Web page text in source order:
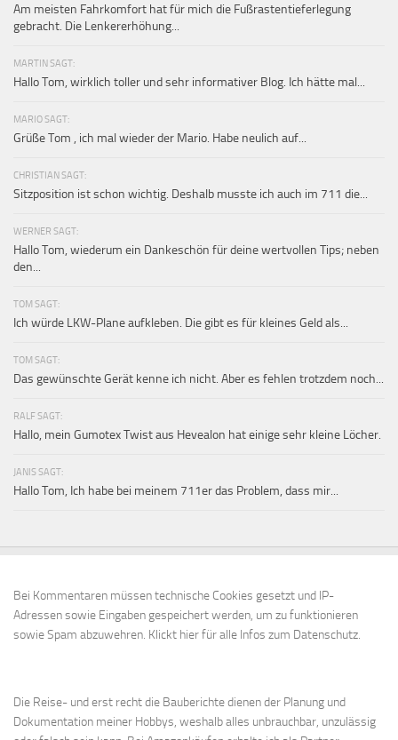
Am meisten Fahrkomfort hat für mich die Fußrastentieferlegung
gebracht. Die Lenkererhöhung...
MARTIN SAGT:
Hallo Tom, wirklich toller und sehr informativer Blog. Ich hätte mal...
MARIO SAGT:
Grüße Tom , ich mal wieder der Mario. Habe neulich auf...
CHRISTIAN SAGT:
Sitzposition ist schon wichtig. Deshalb musste ich auch im 711 die...
WERNER SAGT:
Hallo Tom, wiederum ein Dankeschön für deine wertvollen Tips; neben
den...
TOM SAGT:
Ich würde LKW-Plane aufkleben. Die gibt es für kleines Geld als...
TOM SAGT:
Das gewünschte Gerät kenne ich nicht. Aber es fehlen trotzdem noch...
RALF SAGT:
Hallo, mein Gumotex Twist aus Hevealon hat einige sehr kleine Löcher.
JANIS SAGT:
Hallo Tom, Ich habe bei meinem 711er das Problem, dass mir...
Bei Kommentaren müssen technische Cookies gesetzt und IP-
Adressen sowie Eingaben gespeichert werden, um zu funktionieren
sowie Spam abzuwehren. Klickt hier für alle Infos zum Datenschutz.
Die Reise- und erst recht die Bauberichte dienen der Planung und
Dokumentation meiner Hobbys, weshalb alles unbrauchbar, unzulässig